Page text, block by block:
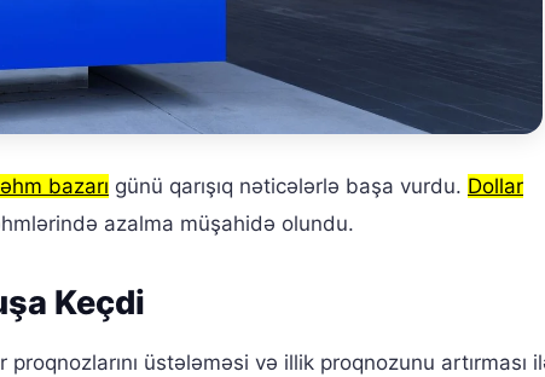
bazarı günü qarışıq nəticələrlə başa vurdu. Dollar
azalma müşahidə olundu.
Keçdi
üstələməsi və illik proqnozunu artırması